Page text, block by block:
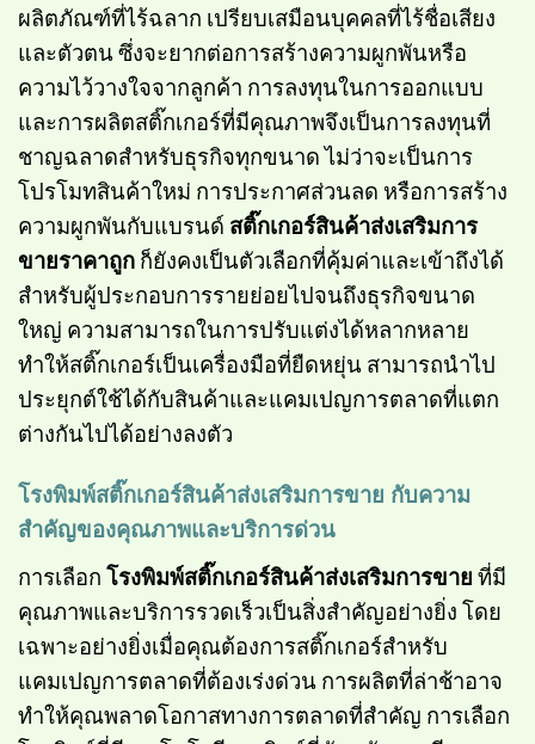
ผลิตภัณฑ์ที่ไร้ฉลาก เปรียบเสมือนบุคคลที่ไร้ชื่อเสียง
และตัวตน ซึ่งจะยากต่อการสร้างความผูกพันหรือ
ความไว้วางใจจากลูกค้า การลงทุนในการออกแบบ
และการผลิตสติ๊กเกอร์ที่มีคุณภาพจึงเป็นการลงทุนที่
ชาญฉลาดสำหรับธุรกิจทุกขนาด ไม่ว่าจะเป็นการ
โปรโมทสินค้าใหม่ การประกาศส่วนลด หรือการสร้าง
ความผูกพันกับแบรนด์ สติ๊กเกอร์สินค้าส่งเสริมการ
ขายราคาถูก ก็ยังคงเป็นตัวเลือกที่คุ้มค่าและเข้าถึงได้
สำหรับผู้ประกอบการรายย่อยไปจนถึงธุรกิจขนาด
ใหญ่ ความสามารถในการปรับแต่งได้หลากหลาย
ทำให้สติ๊กเกอร์เป็นเครื่องมือที่ยืดหยุ่น สามารถนำไป
ประยุกต์ใช้ได้กับสินค้าและแคมเปญการตลาดที่แตก
ต่างกันไปได้อย่างลงตัว
โรงพิมพ์สติ๊กเกอร์สินค้าส่งเสริมการขาย กับความ
สำคัญของคุณภาพและบริการด่วน
การเลือก โรงพิมพ์สติ๊กเกอร์สินค้าส่งเสริมการขาย ที่มี
คุณภาพและบริการรวดเร็วเป็นสิ่งสำคัญอย่างยิ่ง โดย
เฉพาะอย่างยิ่งเมื่อคุณต้องการสติ๊กเกอร์สำหรับ
แคมเปญการตลาดที่ต้องเร่งด่วน การผลิตที่ล่าช้าอาจ
ทำให้คุณพลาดโอกาสทางการตลาดที่สำคัญ การเลือก